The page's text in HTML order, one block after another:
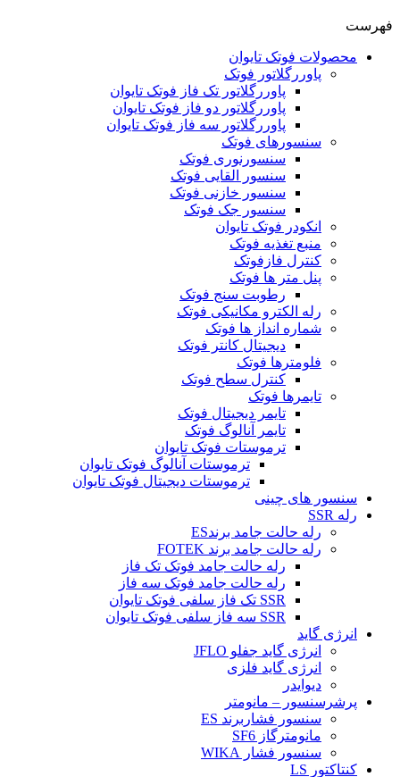
فهرست
محصولات فوتک تایوان
پاوررگلاتور فوتک
پاوررگلاتور تک فاز فوتک تایوان
پاوررگلاتور دو فاز فوتک تایوان
پاوررگلاتور سه فاز فوتک تایوان
سنسورهای فوتک
سنسورنوری فوتک
سنسور القایی فوتک
سنسور خازنی فوتک
سنسور جک فوتک
انکودر فوتک تایوان
منبع تغذیه فوتک
کنترل فازفوتک
پنل متر ها فوتک
رطوبت سنج فوتک
رله الکترو مکانیکی فوتک
شماره انداز ها فوتک
دیجیتال کانتر فوتک
فلومترها فوتک
کنترل سطح فوتک
تایمرها فوتک
تایمر دیجیتال فوتک
تایمر آنالوگ فوتک
ترموستات فوتک تایوان
ترموستات آنالوگ فوتک تایوان
ترموستات دیجیتال فوتک تایوان
سنسور های چینی
رله SSR
رله حالت جامد برندES
رله حالت جامد برند FOTEK
رله حالت جامد فوتک تک فاز
رله حالت جامد فوتک سه فاز
SSR تک فاز سلفی فوتک تایوان
SSR سه فاز سلفی فوتک تایوان
انرژی گاید
انرژی گاید جفلو JFLO
انرژی گاید فلزی
دیوایدر
پرشرسنسور – مانومتر
سنسور فشاربرند ES
مانومترگاز SF6
سنسور فشار WIKA
کنتاکتور LS